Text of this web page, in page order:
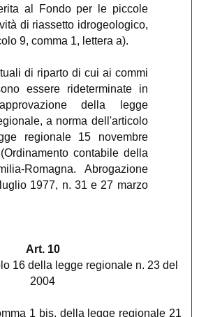
al Fondo per le piccole
di riassetto idrogeologico,
9, comma 1, lettera a).
di riparto di cui ai commi
essere rideterminate in
della legge
a norma dell'articolo
regionale 15 novembre
contabile della
Romagna. Abrogazione
1977, n. 31 e 27 marzo
Art. 10
16 della legge regionale n. 23 del
2004
1 bis, della legge regionale 21